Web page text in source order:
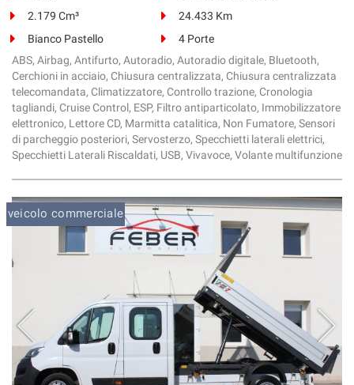
2.179 Cm³
24.433 Km
Bianco Pastello
4 Porte
ABS, Airbag, Antifurto, Autoradio, Autoradio digitale, Bluetooth,
Cerchioni in acciaio, Chiusura centralizzata, Chiusura centralizzata
telecomandata, Climatizzatore, Controllo trazione, Cronologia
tagliandi, Cruise Control, ESP, Filtro antiparticolato, Immobilizzatore
elettronico, Lettore CD, Marmitta catalitica, Non Fumatore, Sensori
di parcheggio posteriori, Servosterzo, Specchietti laterali elettrici,
Specchietti Laterali Riscaldati, USB, Vivavoce, Volante multifunzione
veicolo commerciale